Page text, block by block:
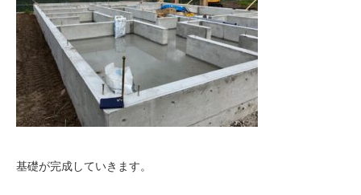
基礎が完成していきます。